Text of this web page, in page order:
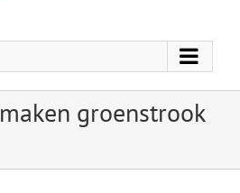
groenstrook